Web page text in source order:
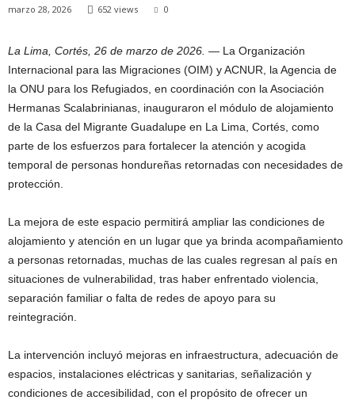
marzo 28, 2026 652 views 0
La Lima, Cortés, 26 de marzo de 2026. — La Organización
Internacional para las Migraciones (OIM) y ACNUR, la Agencia de
la ONU para los Refugiados, en coordinación con la Asociación
Hermanas Scalabrinianas, inauguraron el módulo de alojamiento
de la Casa del Migrante Guadalupe en La Lima, Cortés, como
parte de los esfuerzos para fortalecer la atención y acogida
temporal de personas hondureñas retornadas con necesidades de
protección.
La mejora de este espacio permitirá ampliar las condiciones de
alojamiento y atención en un lugar que ya brinda acompañamiento
a personas retornadas, muchas de las cuales regresan al país en
situaciones de vulnerabilidad, tras haber enfrentado violencia,
separación familiar o falta de redes de apoyo para su
reintegración.
La intervención incluyó mejoras en infraestructura, adecuación de
espacios, instalaciones eléctricas y sanitarias, señalización y
condiciones de accesibilidad, con el propósito de ofrecer un